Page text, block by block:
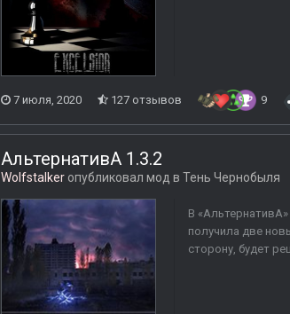
7 июля, 2020 127 отзывов 9
АльтернативА 1.3.2
Wolfstalker опубликовал мод в Тень Чернобыля
В
получила две
сторону, будет